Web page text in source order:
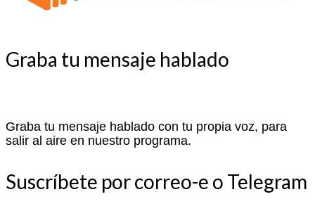
Graba tu mensaje hablado
Graba tu mensaje hablado con tu propia voz, para
salir al aire en nuestro programa.
Suscríbete por correo-e o Telegram